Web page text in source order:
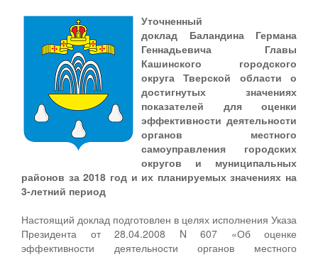
Уточненный
доклад Баландина Германа
Геннадьевича Главы
Кашинского городского
округа Тверской области о
достигнутых значениях
показателей для оценки
эффективности деятельности
органов местного
самоуправления городских
округов и муниципальных
районов за 2018 год и их планируемых значениях на
3-летний период
Настоящий доклад подготовлен в целях исполнения Указа
Президента от 28.04.2008 N 607 «Об оценке
эффективности деятельности органов местного